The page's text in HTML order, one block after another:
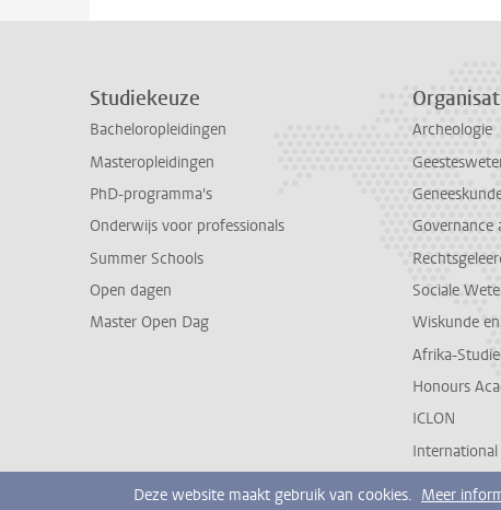
Studiekeuze
Bacheloropleidingen
Masteropleidingen
PhD-programma's
Onderwijs voor professionals
Summer Schools
Open dagen
Master Open Dag
Archeologie
Governance
Sociale
Wiskunde
Afrika-
Honours
ICLON
Deze website maakt gebruik van cookies. Meer